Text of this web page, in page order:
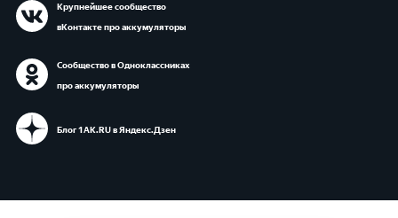
Крупнейшее сообщество
вКонтакте про аккумуляторы
Сообщество в Одноклассниках
про аккумуляторы
Блог 1АК.RU в Яндекс.Дзен